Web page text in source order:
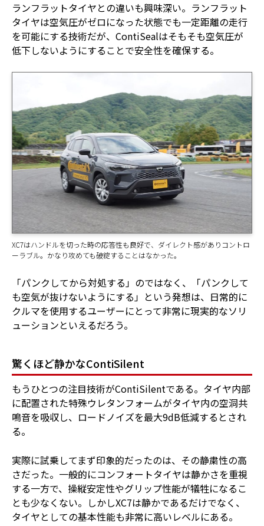
ランフラットタイヤとの違いも興味深い。ランフラット
タイヤは空気圧がゼロになった状態でも一定距離の走行
を可能にする技術だが、ContiSealはそもそも空気圧が
低下しないようにすることで安全性を確保する。
XC7はハンドルを切った時の応答性も良好で、ダイレクト感がありコントロ
ーラブル。かなり攻めても破綻することはなかった。
「パンクしてから対処する」のではなく、「パンクして
も空気が抜けないようにする」という発想は、日常的に
クルマを使用するユーザーにとって非常に現実的なソリ
ューションといえるだろう。
驚くほど静かなContiSilent
もうひとつの注目技術がContiSilentである。タイヤ内部
に配置された特殊ウレタンフォームがタイヤ内の空洞共
鳴音を吸収し、ロードノイズを最大9dB低減するとされ
る。
実際に試乗してまず印象的だったのは、その静粛性の高
さだった。一般的にコンフォートタイヤは静かさを重視
する一方で、操縦安定性やグリップ性能が犠牲になるこ
とも少なくない。しかしXC7は静かであるだけでなく、
タイヤとしての基本性能も非常に高いレベルにある。